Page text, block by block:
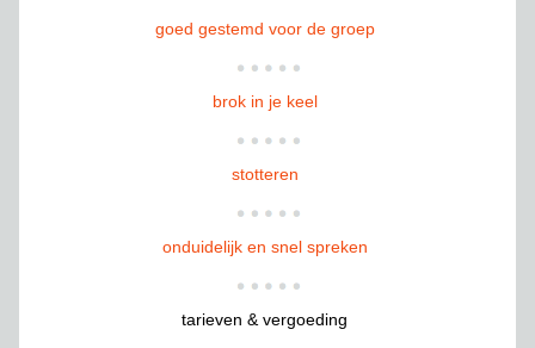
goed gestemd voor de groep
brok in je keel
stotteren
onduidelijk en snel spreken
tarieven & vergoeding